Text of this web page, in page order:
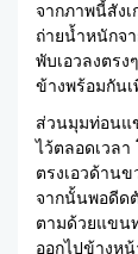
จากภาพนี้สัง
ถ่ายน้ำหนักจ
พับเอวลงตร
ข้างพร้อมกัน
ส่วนมุมท่อนแ
ไว้ตลอดเวล
ตรงเอวด้าน
จากนั้นพอดีด
ตามด้วยแขน
ออกไปข้างห